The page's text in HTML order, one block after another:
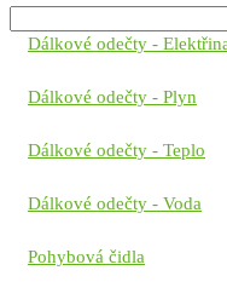
Dálkové odečty -
Dálkové odečty - Plyn
Dálkové odečty - Teplo
Dálkové odečty - Voda
Pohybová čidla